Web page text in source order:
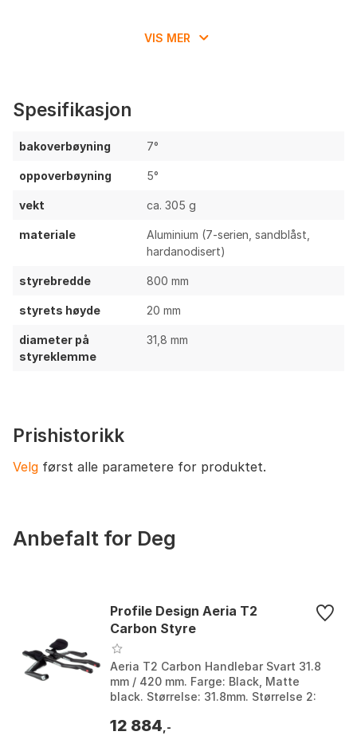
VIS MER
Spesifikasjon
bakoverbøyning 7°
oppoverbøyning 5°
vekt ca. 305 g
materiale
Aluminium (7-serien, sandblåst,
hardanodisert)
styrebredde 800 mm
styrets høyde 20 mm
diameter på
styreklemme
31,8 mm
Prishistorikk
Velg først alle parametere for produktet.
Anbefalt for Deg
Profile Design Aeria T2
Carbon Styre
Aeria T2 Carbon Handlebar Svart 31.8
mm / 420 mm. Farge: Black, Matte
black. Størrelse: 31.8mm. Størrelse 2:
12 884 ,-